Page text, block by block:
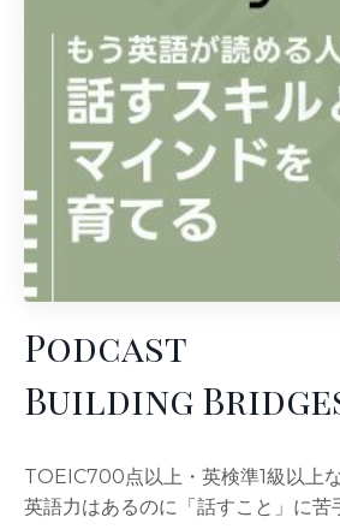
Podcast
Building
TOEIC700点以上・英検準1級以上な
英語力はあるのに「話すこと」に苦